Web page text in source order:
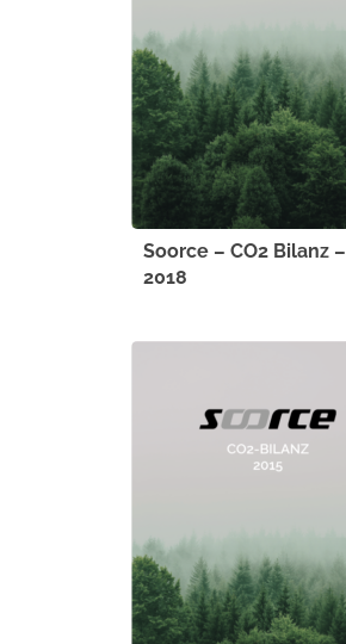
Soorce – CO2 Bilanz –
2018